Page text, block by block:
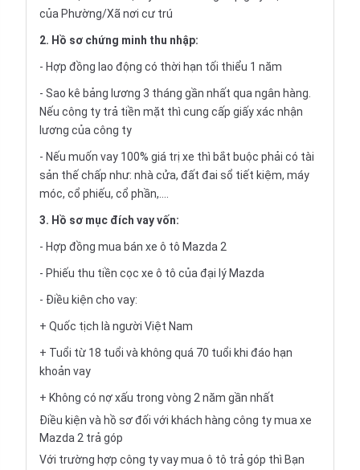
của Phường/Xã nơi cư trú
2. Hồ sơ chứng minh thu nhập:
- Hợp đồng lao động có thời hạn tối thiểu 1 năm
- Sao kê bảng lương 3 tháng gần nhất qua ngân hàng.
Nếu công ty trả tiền mặt thì cung cấp giấy xác nhận
lương của công ty
- Nếu muốn vay 100% giá trị xe thì bắt buộc phải có tài
sản thế chấp như: nhà cửa, đất đai sổ tiết kiệm, máy
móc, cổ phiếu, cổ phần,....
3. Hồ sơ mục đích vay vốn:
- Hợp đồng mua bán xe ô tô Mazda 2
- Phiếu thu tiền cọc xe ô tô của đại lý Mazda
- Điều kiện cho vay:
+ Quốc tịch là người Việt Nam
+ Tuổi từ 18 tuổi và không quá 70 tuổi khi đáo hạn
khoản vay
+ Không có nợ xấu trong vòng 2 năm gần nhất
Điều kiện và hồ sơ đối với khách hàng công ty mua xe
Mazda 2 trả góp
Với trường hợp công ty vaymua ô tô trả góp thì Bạn